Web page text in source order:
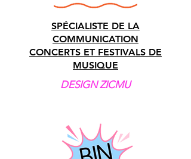
SPÉCIALISTE DE LA
COMMUNICATION
CONCERTS ET FESTIVALS DE
MUSIQUE
DESIGN ZICMU